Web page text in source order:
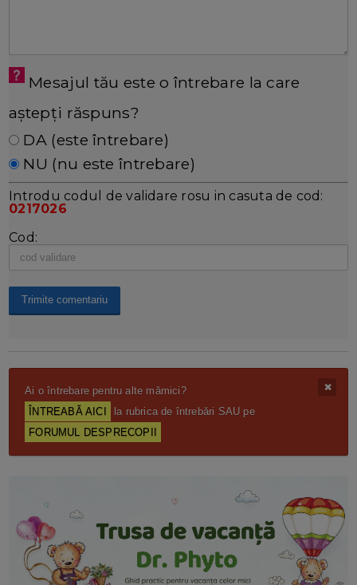
Mesajul tău este o întrebare la care
aștepți răspuns?
DA (este întrebare)
NU (nu este întrebare)
Introdu codul de validare rosu in casuta de cod:
0217026
Cod:
Ai o întrebare pentru alte mămici?
ÎNTREABĂ AICI
la rubrica de întrebări SAU pe
FORUMUL DESPRECOPII